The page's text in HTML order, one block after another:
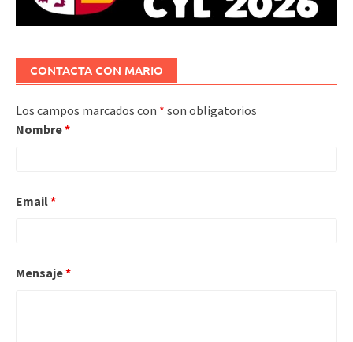
CONTACTA CON MARIO
Los campos marcados con * son obligatorios
Nombre*
Email*
Mensaje*